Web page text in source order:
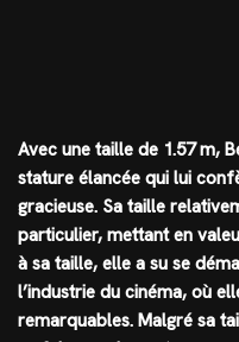
Avec une taille de 1.57 m,
stature élancée qui lui
gracieuse. Sa taille
particulier, mettant en
à sa taille, elle a su se
l’industrie du cinéma, où
remarquables. Malgré sa